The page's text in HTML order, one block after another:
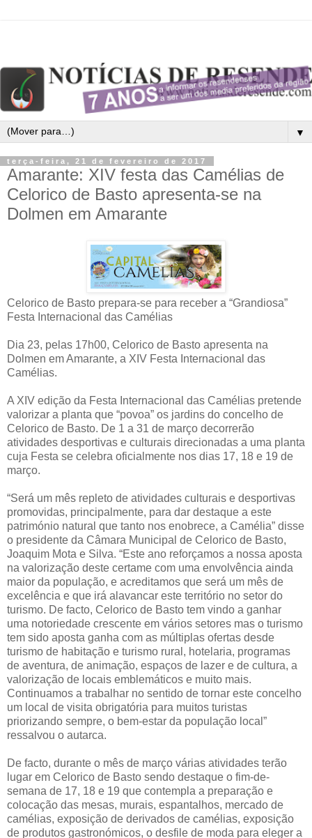
▼
terça-feira, 21 de fevereiro de 2017
Amarante: XIV festa das Camélias de
Celorico de Basto apresenta-se na
Dolmen em Amarante
Celorico de Basto prepara-se para receber a “Grandiosa”
Festa Internacional das Camélias
Dia 23, pelas 17h00, Celorico de Basto apresenta na
Dolmen em Amarante, a XIV Festa Internacional das
Camélias.
A XIV edição da Festa Internacional das Camélias pretende
valorizar a planta que “povoa” os jardins do concelho de
Celorico de Basto. De 1 a 31 de março decorrerão
atividades desportivas e culturais direcionadas a uma planta
cuja Festa se celebra oficialmente nos dias 17, 18 e 19 de
março.
“Será um mês repleto de atividades culturais e desportivas
promovidas, principalmente, para dar destaque a este
património natural que tanto nos enobrece, a Camélia” disse
o presidente da Câmara Municipal de Celorico de Basto,
Joaquim Mota e Silva. “Este ano reforçamos a nossa aposta
na valorização deste certame com uma envolvência ainda
maior da população, e acreditamos que será um mês de
excelência e que irá alavancar este território no setor do
turismo. De facto, Celorico de Basto tem vindo a ganhar
uma notoriedade crescente em vários setores mas o turismo
tem sido aposta ganha com as múltiplas ofertas desde
turismo de habitação e turismo rural, hotelaria, programas
de aventura, de animação, espaços de lazer e de cultura, a
valorização de locais emblemáticos e muito mais.
Continuamos a trabalhar no sentido de tornar este concelho
um local de visita obrigatória para muitos turistas
priorizando sempre, o bem-estar da população local”
ressalvou o autarca.
De facto, durante o mês de março várias atividades terão
lugar em Celorico de Basto sendo destaque o fim-de-
semana de 17, 18 e 19 que contempla a preparação e
colocação das mesas, murais, espantalhos, mercado de
camélias, exposição de derivados de camélias, exposição
de produtos gastronómicos, o desfile de moda para eleger a